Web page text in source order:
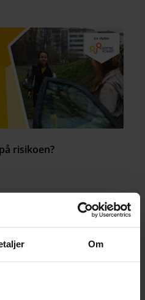
Om
risikoen?
KI-verdenen, sette gode
sans og digitale
Sjekk ut dette
egne ekspert!